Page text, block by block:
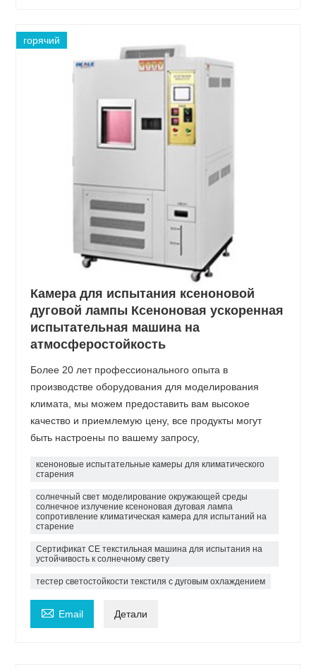
горячий
Камера для испытания ксеноновой
дуговой лампы Ксеноновая ускоренная
испытательная машина на
атмосферостойкость
Более 20 лет профессионального опыта в
производстве оборудования для моделирования
климата, мы можем предоставить вам высокое
качество и приемлемую цену, все продукты могут
быть настроены по вашему запросу,
ксеноновые испытательные камеры для климатического
старения
солнечный свет моделирование окружающей среды
солнечное излучение ксеноновая дуговая лампа
сопротивление климатическая камера для испытаний на
старение
Сертификат CE текстильная машина для испытания на
устойчивость к солнечному свету
тестер светостойкости текстиля с дуговым охлаждением
 Email Детали